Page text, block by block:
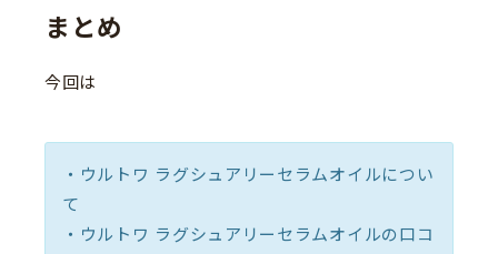
まとめ
今回は
・ウルトワ ラグシュアリーセラムオイルについ
て
・ウルトワ ラグシュアリーセラムオイルの口コ